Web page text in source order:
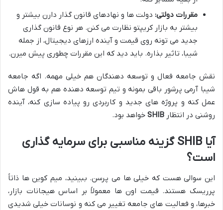
مقررات دولتی: دولت ها و نهادهای قانون گذار دارن بیشتر و
بیشتر به بازار کریپتو نظارت می کنن. هر نوع قانون گذاری
جدید می تونه روی قیمت و آینده ارزهای دیجیتال، از جمله
شیبا، تاثیر بذاره. باید دید که این مقررات چطوری پیش میرن.
نقش جامعه فعال و توسعه دهندگان هم خیلی مهمه. اگه جامعه
شیبا آرمی پرشور باقی بمونه و تیم توسعه دهنده هم به قول هاش
عمل کنه و پروژه های جدید و کاربردی رو پیاده سازی کنه، آینده
روشنی در انتظار SHIB خواهد بود.
آیا SHIB گزینه مناسبی برای سرمایه گذاری
است؟
این سوالی هست که خیلی ها می پرسن. ببینید، میم کوین ها ذاتاً
پرریسک هستند. قیمت اون ها معمولاً بر اساس هیجانات بازار،
خبرها، و فعالیت های جامعه تغییر می کنه و نوسانات خیلی شدیدی